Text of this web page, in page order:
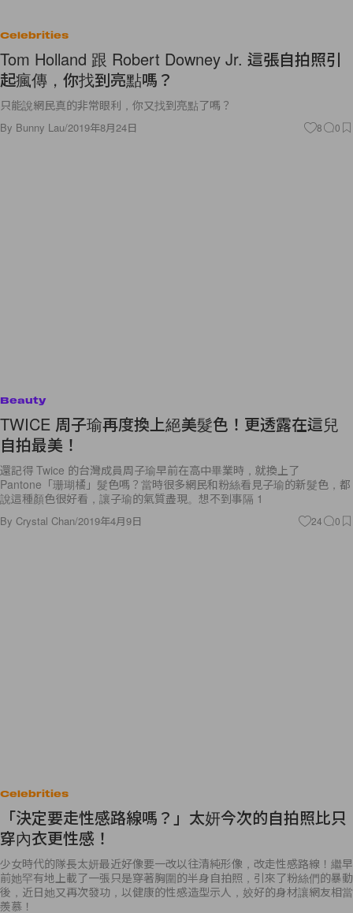
Celebrities
Tom Holland 跟 Robert Downey Jr. 這張自拍照引
起瘋傳，你找到亮點嗎？
只能說網民真的非常眼利，你又找到亮點了嗎？
By Bunny Lau/2019年8月24日 8 0
Beauty
TWICE 周子瑜再度換上絕美髮色！更透露在這兒
自拍最美！
還記得 Twice 的台灣成員周子瑜早前在高中畢業時，就換上了
Pantone「珊瑚橘」髮色嗎？當時很多網民和粉絲看見子瑜的新髮色，都
說這種顏色很好看，讓子瑜的氣質盡現。想不到事隔 1
By Crystal Chan/2019年4月9日 24 0
Celebrities
「決定要走性感路線嗎？」太妍今次的自拍照比只
穿內衣更性感！
少女時代的隊長太妍最近好像要一改以往清純形像，改走性感路線！繼早
前她罕有地上載了一張只是穿著胸圍的半身自拍照，引來了粉絲們的暴動
後，近日她又再次發功，以健康的性感造型示人，姣好的身材讓網友相當
羨慕！